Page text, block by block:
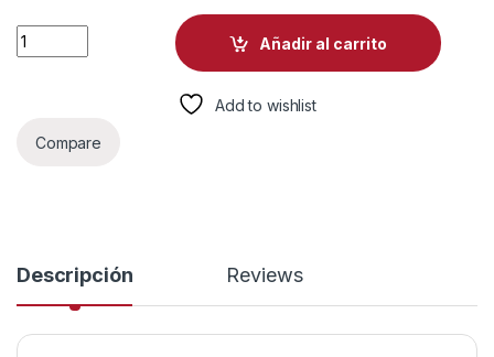
FUENTE DE PODER SEASONIC B12 BC 650 650W NO
Añadir al carrito
Add to wishlist
Compare
Descripción Reviews